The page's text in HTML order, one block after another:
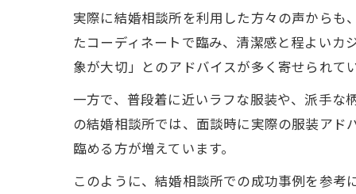
実際に結婚相談所を利用した方々の声からも
たコーディネートで臨み、清潔感と程よいカ
象が大切」とのアドバイスが多く寄せられて
一方で、普段着に近いラフな服装や、派手な
の結婚相談所では、面談時に実際の服装ア
臨める方が増えています。
このように、結婚相談所での成功事例を参